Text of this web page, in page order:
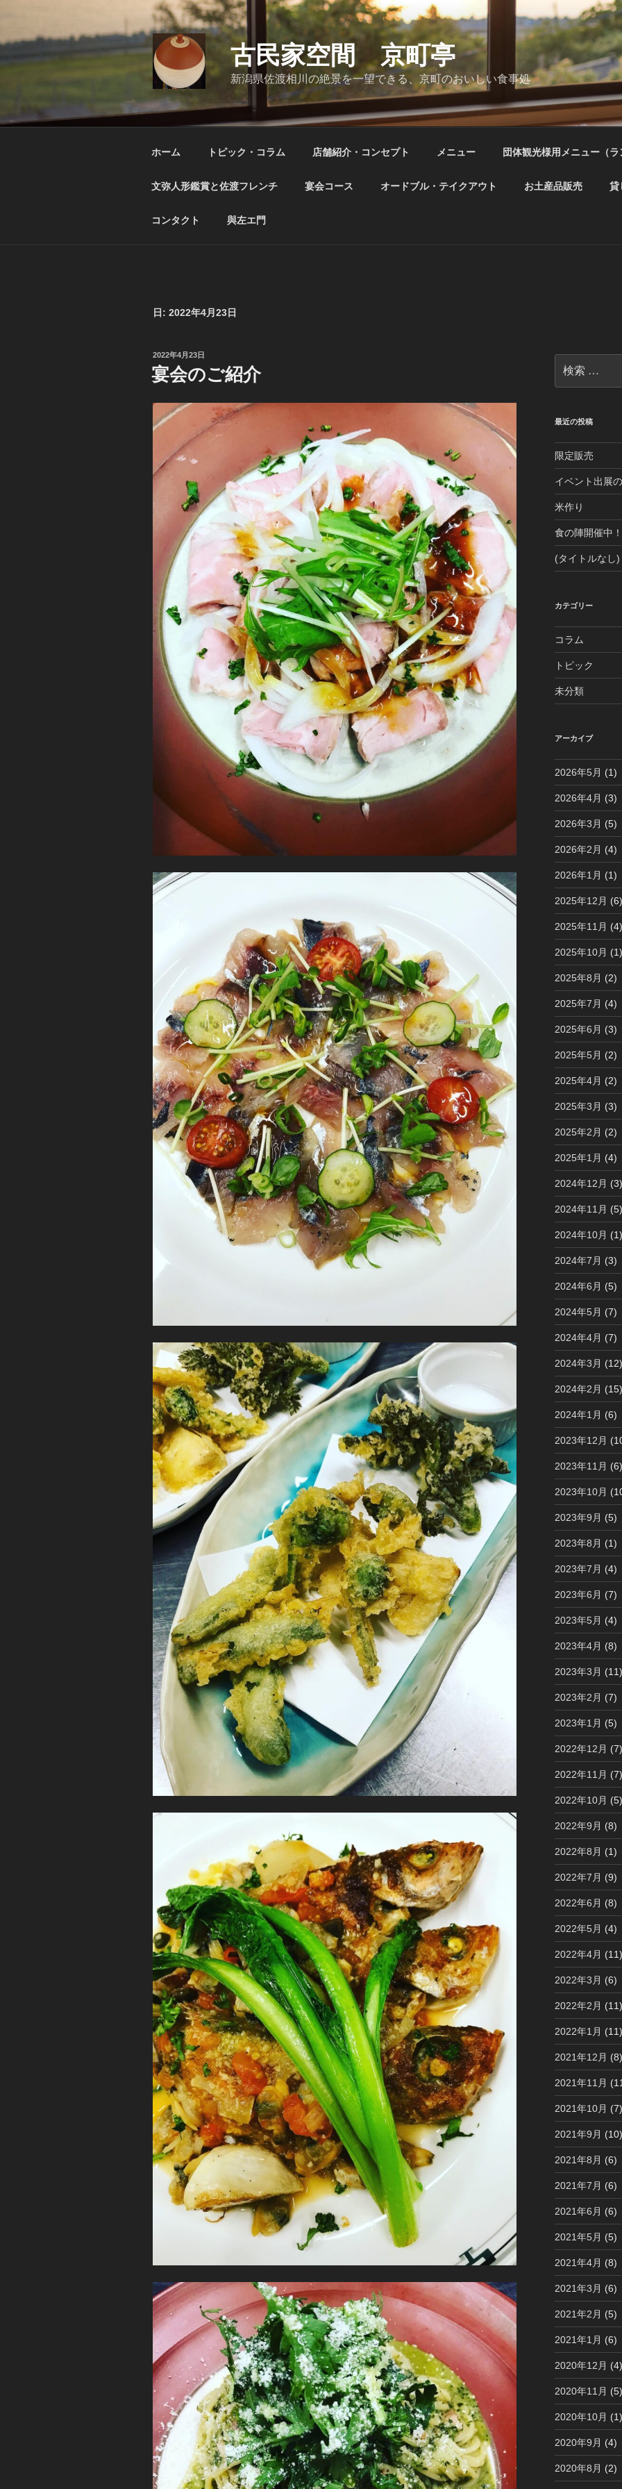
テ
キ
古民家空間 京町亭
新潟県佐渡相川の絶景を一望できる、京町のおいしい食事処
ホーム トピック・コラム 店舗紹介・コンセプト メニュー 団体観光様用メニュー（
文弥人形鑑賞と佐渡フレンチ 宴会コース オードブル・テイクアウト お土産品販売 貸
コンタクト 與左エ門
日: 2022年4月23日
投
稿
日:
2022年4月23日
宴会のご紹介
索:
最近の投稿
限定販売
イベント出展
米作り
食の陣開催中！
(タイトルなし)
カテゴリー
コラム
トピック
未分類
アーカイブ
2026年5月 (1)
2026年4月 (3)
2026年3月 (5)
2026年2月 (4)
2026年1月 (1)
2025年12月 (6)
2025年11月 (4)
2025年10月 (1)
2025年8月 (2)
2025年7月 (4)
2025年6月 (3)
2025年5月 (2)
2025年4月 (2)
2025年3月 (3)
2025年2月 (2)
2025年1月 (4)
2024年12月 (3)
2024年11月 (5)
2024年10月 (1)
2024年7月 (3)
2024年6月 (5)
2024年5月 (7)
2024年4月 (7)
2024年3月 (12)
2024年2月 (15)
2024年1月 (6)
2023年12月
2023年11月 (6)
2023年10月
2023年9月 (5)
2023年8月 (1)
2023年7月 (4)
2023年6月 (7)
2023年5月 (4)
2023年4月 (8)
2023年3月 (11)
2023年2月 (7)
2023年1月 (5)
2022年12月 (7)
2022年11月 (7)
2022年10月 (5)
2022年9月 (8)
2022年8月 (1)
2022年7月 (9)
2022年6月 (8)
2022年5月 (4)
2022年4月 (11)
2022年3月 (6)
2022年2月 (11)
2022年1月 (11)
2021年12月 (8)
2021年11月
2021年10月 (7)
2021年9月 (10)
2021年8月 (6)
2021年7月 (6)
2021年6月 (6)
2021年5月 (5)
2021年4月 (8)
2021年3月 (6)
2021年2月 (5)
2021年1月 (6)
2020年12月 (4)
2020年11月 (5)
2020年10月 (1)
2020年9月 (4)
2020年8月 (2)